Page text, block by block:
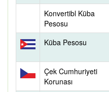
Konvertibl Küba
Pesosu
Küba Pesosu
Çek Cumhuriyeti
Korunası